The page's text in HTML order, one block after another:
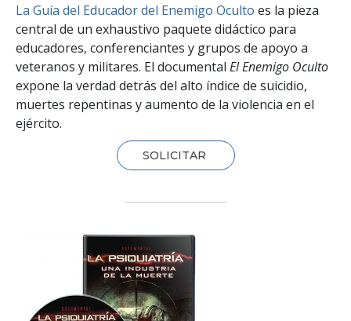
La Guía del Educador del Enemigo Oculto es la pieza
central de un exhaustivo paquete didáctico para
educadores, conferenciantes y grupos de apoyo a
veteranos y militares. El documental El Enemigo Oculto
expone la verdad detrás del alto índice de suicidio,
muertes repentinas y aumento de la violencia en el
ejército.
SOLICITAR